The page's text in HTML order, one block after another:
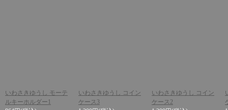
いわさきゆうし モーテ
ルキーホルダー1
いわさきゆうし コイン
ケース3
いわさきゆうし コイン
ケース2